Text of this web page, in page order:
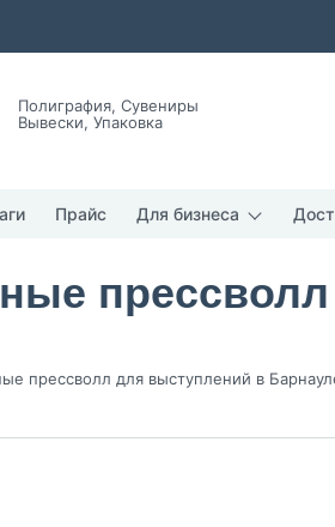
Полиграфия, Сувениры
Вывески, Упаковка
Прайс Для бизнеса
прессволл для выступлений в